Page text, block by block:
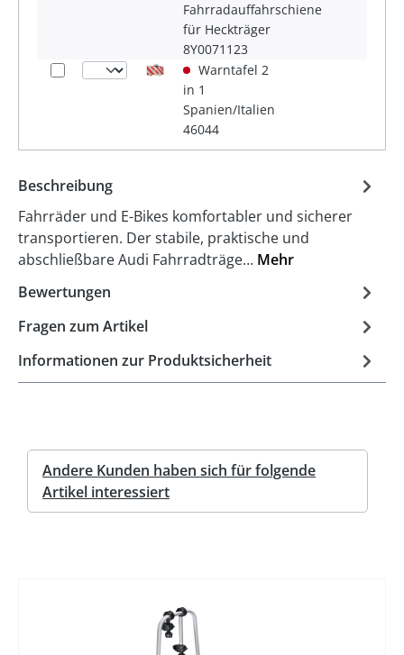
Fahrradauffahrschiene
für Heckträger
8Y0071123
Warntafel 2
in 1
Spanien/Italien
46044
Beschreibung
Fahrräder und E-Bikes komfortabler und sicherer
transportieren. Der stabile, praktische und
abschließbare Audi Fahrradträge… Mehr
Bewertungen
Fragen zum Artikel
Informationen zur Produktsicherheit
Andere Kunden haben sich für folgende
Artikel interessiert